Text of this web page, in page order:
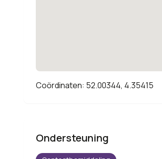
Coördinaten: 52.00344, 4.35415
Ondersteuning